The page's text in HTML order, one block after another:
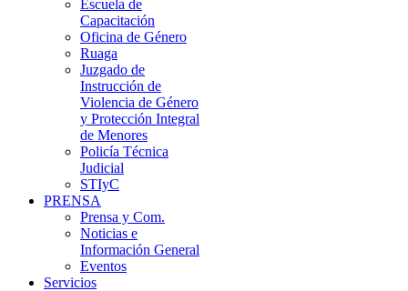
Escuela de
Capacitación
Oficina de Género
Ruaga
Juzgado de
Instrucción de
Violencia de Género
y Protección Integral
de Menores
Policía Técnica
Judicial
STIyC
PRENSA
Prensa y Com.
Noticias e
Información General
Eventos
Servicios